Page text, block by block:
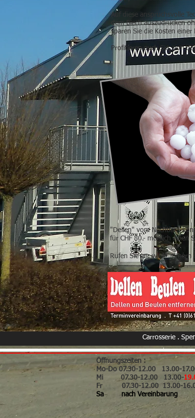
Auf diese anspruchsvolle
dem Blech auszudrücken
sparen Sie die Kosten einer
Profitieren auch Sie, von
"Dellen" vom Nachbarn
für CHF 80.- möglich einen
Rufen Sie an, wir
Carrosserie .
Öffnungszeiten :
Mo-Do 07.30-12.00 13.00-
Mi 07.30-12.00 13.00-
Fr 07.30-12.00 13.00-
Sa nach Vereinbarung